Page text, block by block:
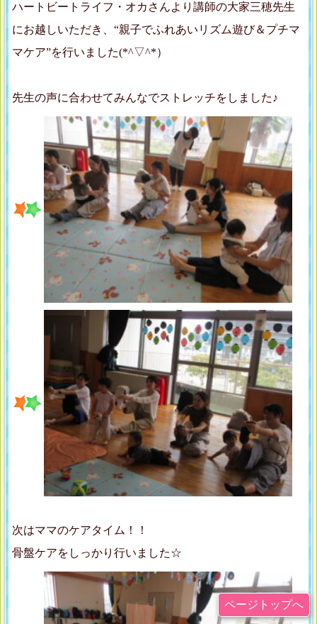
ハートビートライフ・オカさんより講師の大家三穂先生
にお越しいただき、“親子でふれあいリズム遊び＆プチマ
マケア”を行いました(*^▽^*）
先生の声に合わせてみんなでストレッチをしました♪
次はママのケアタイム！！
骨盤ケアをしっかり行いました☆
ページトップへ